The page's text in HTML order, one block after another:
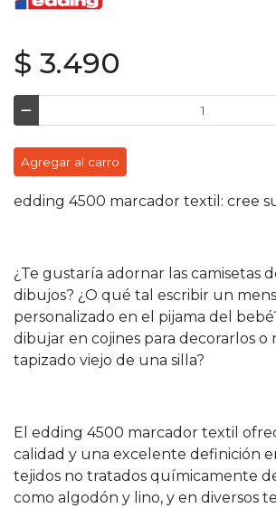
$ 3.490
Agregar al carro
edding 4500 marcador textil: cree
¿Te gustaría adornar las camisetas
dibujos? ¿O qué tal escribir un
personalizado en el pijama del
dibujar en cojines para decorarlos o
tapizado viejo de una silla?
El edding 4500 marcador textil
calidad y una excelente definición
tejidos no tratados químicamente
como algodón y lino, y en diversos